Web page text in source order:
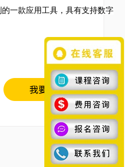
一款应用工具，具有支持数字